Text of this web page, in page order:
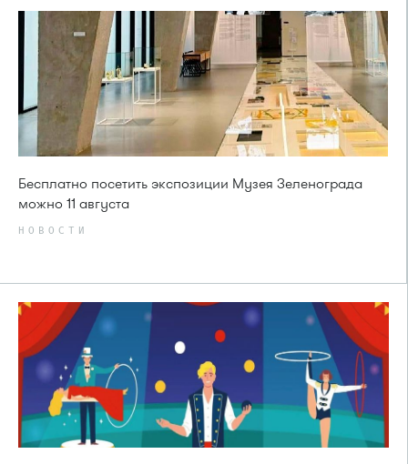
Бесплатно посетить экспозиции Музея Зеленограда
можно 11 августа
НОВОСТИ